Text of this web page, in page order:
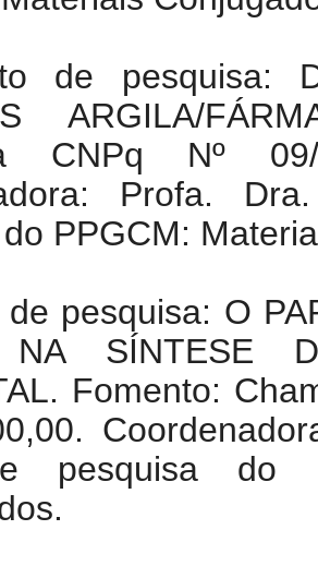
de pesquisa:
ARGILA/
CNPq Nº
Profa.
PPGCM:
pesquisa: O
NA SÍNTESE
Fomento:
pesquisa do